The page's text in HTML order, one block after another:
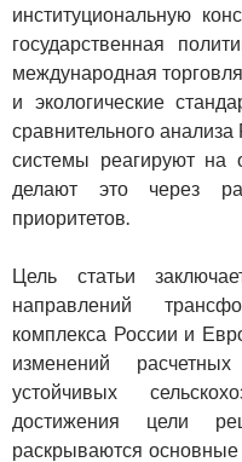
институциональную
государственная
международная
и экологические
сравнительного
системы реагируют
делают это через
приоритетов.
Цель статьи
направлений
комплекса России и
изменений
устойчивых
достижения цели
раскрываются